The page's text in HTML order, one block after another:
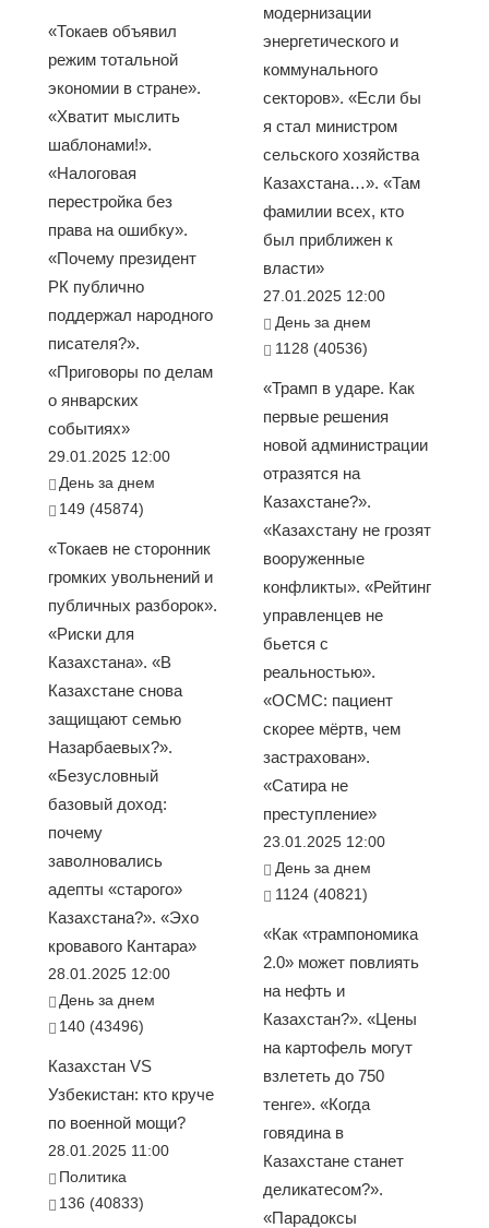
«Токаев объявил
режим тотальной
экономии в стране».
«Хватит мыслить
шаблонами!».
«Налоговая
перестройка без
права на ошибку».
«Почему президент
РК публично
поддержал народного
писателя?».
«Приговоры по делам
о январских
событиях»
29.01.2025 12:00
День за днем
149 (45874)
«Токаев не сторонник
громких увольнений и
публичных разборок».
«Риски для
Казахстана». «В
Казахстане снова
защищают семью
Назарбаевых?».
«Безусловный
базовый доход:
почему
заволновались
адепты «старого»
Казахстана?». «Эхо
кровавого Кантара»
28.01.2025 12:00
День за днем
140 (43496)
Казахстан VS
Узбекистан: кто круче
по военной мощи?
28.01.2025 11:00
Политика
136 (40833)
модернизации
энергетического и
коммунального
секторов». «Если бы
я стал министром
сельского хозяйства
Казахстана…». «Там
фамилии всех, кто
был приближен к
власти»
27.01.2025 12:00
День за днем
1128 (40536)
«Трамп в ударе. Как
первые решения
новой администрации
отразятся на
Казахстане?».
«Казахстану не грозят
вооруженные
конфликты». «Рейтинг
управленцев не
бьется с
реальностью».
«ОСМС: пациент
скорее мёртв, чем
застрахован».
«Сатира не
преступление»
23.01.2025 12:00
День за днем
1124 (40821)
«Как «трампономика
2.0» может повлиять
на нефть и
Казахстан?». «Цены
на картофель могут
взлететь до 750
тенге». «Когда
говядина в
Казахстане станет
деликатесом?».
«Парадоксы